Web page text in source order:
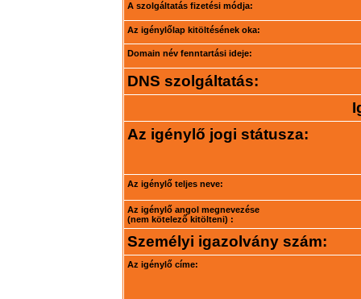
A szolgáltatás fizetési módja:
Az igénylőlap kitöltésének oka:
Domain név fenntartási ideje:
DNS szolgáltatás:
Az igénylő jogi státusza:
Az igénylő teljes neve:
Az igénylő angol megnevezése
(nem kötelező kitölteni) :
Személyi igazolvány szám:
Az igénylő címe: